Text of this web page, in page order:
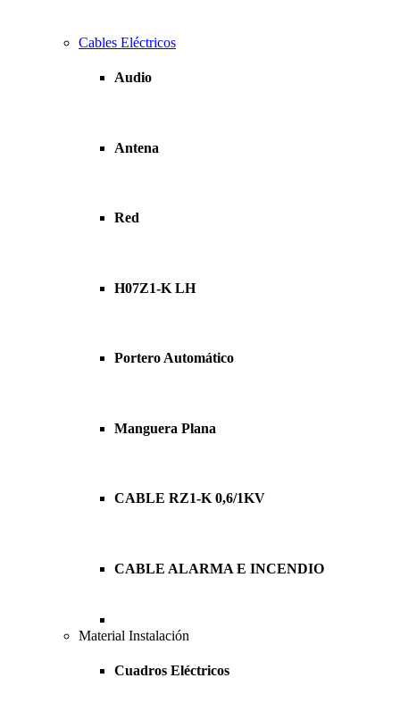
Cables Eléctricos
Audio
Antena
Red
H07Z1-K LH
Portero Automático
Manguera Plana
CABLE RZ1-K 0,6/1KV
CABLE ALARMA E INCENDIO
Material Instalación
Cuadros Eléctricos